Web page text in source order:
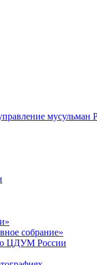
мусульман
собрание»
о ЦДУМ России